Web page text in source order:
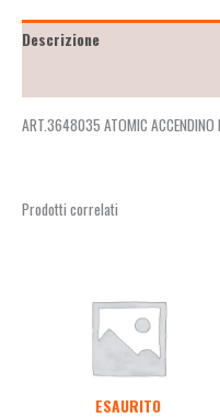
Descrizione
ART.3648035 ATOMIC
Prodotti correlati
ESAURITO